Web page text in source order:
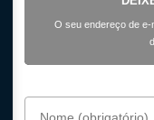
O seu endereço de e-